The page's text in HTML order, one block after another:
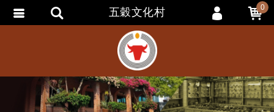
五穀文化村 0
會員登入
會員註冊
忘記密碼
訂單查詢